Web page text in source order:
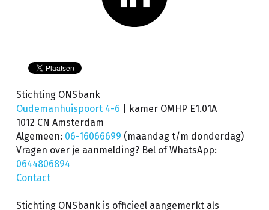
Stichting ONSbank
Oudemanhuispoort 4-6
| kamer OMHP E1.01A
1012 CN Amsterdam
Algemeen: 06-16066699 (maandag t/m donderdag)
0644806894
Contact